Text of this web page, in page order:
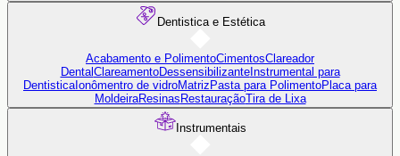
Dentistica e Estética
Acabamento e PolimentoCimentosClareador
Dental ClareamentoDessensibilizanteInstrumental para
Dentistica Ionômentro de vidroMatriz Pasta para PolimentoPlaca para
MoldeiraResinas RestauraçãoTira de Lixa
Instrumentais